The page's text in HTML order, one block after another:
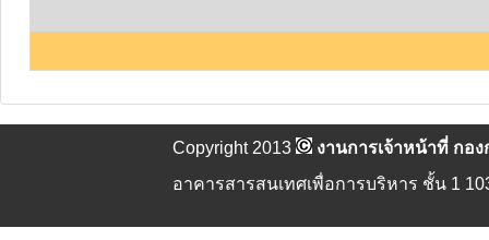
Copyright 2013
งานการเจ้าหน้าที่ กอ
อาคารสารสนเทศเพื่อการบริหาร ชั้น 1